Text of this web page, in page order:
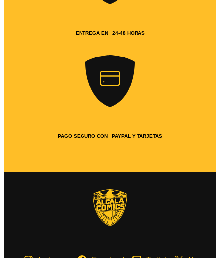
ENTREGA EN 24-48 HORAS
PAGO SEGURO CON PAYPAL Y TARJETAS